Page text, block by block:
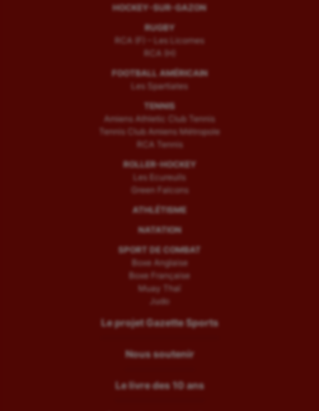
HOCKEY-SUR-GAZON
RUGBY
RCA (F) – Les Licornes
RCA (H)
FOOTBALL AMÉRICAIN
Les Spartiates
TENNIS
Amiens Athletic Club Tennis
Tennis Club Amiens Métropole
RCA Tennis
ROLLER-HOCKEY
Les Ecureuils
Green Falcons
ATHLÉTISME
NATATION
SPORT DE COMBAT
Boxe Anglaise
Boxe Française
Muay Thaï
Judo
Le projet Gazette Sports
Nous soutenir
Le livre des 10 ans